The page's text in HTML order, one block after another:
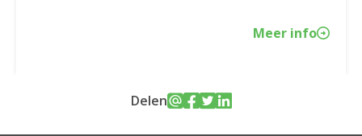
Meer info
Delen